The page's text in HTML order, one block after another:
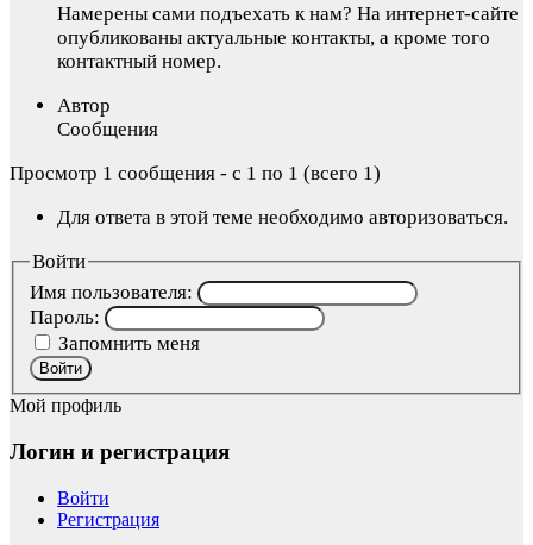
Намерены сами подъехать к нам? На интернет-сайте
опубликованы актуальные контакты, а кроме того
контактный номер.
Автор
Сообщения
Просмотр 1 сообщения - с 1 по 1 (всего 1)
Для ответа в этой теме необходимо авторизоваться.
Войти
Имя пользователя:
Пароль:
Запомнить меня
Войти
Мой профиль
Логин и регистрация
Войти
Регистрация